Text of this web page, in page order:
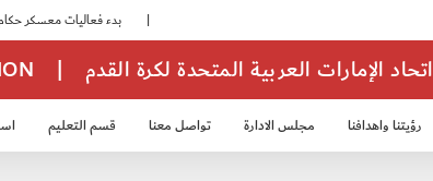
| اتحاد الإمارات العربية المتحدة لكرة القدم
رؤيتنا واهدافنا مجلس الادارة تواصل معنا قسم التعليم